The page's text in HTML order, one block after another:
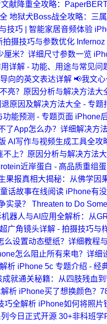
献降重全攻略：
地狱犬Boss战全攻略：三
技巧 | 智能家居音频体验
拍摄技巧与参数优化
厘米？详细尺寸参数一览
详解 - 功能、用途与常见问
向的英文表达详解 📢我文心
亮？原因分析与解决方法大
原因及解决方法大全 - 专题
能预测 - 专题页面 iPhone
了App怎么办？详细解决方
AI写作与视频生成工具全攻
不上？原因分析与解决方法
近岸蛋白 - 高品质重组
果报真相大揭秘：从佛学因
话故事在线阅读 iPhone有
实录？ Threaten to Do
器人与AI应用全解析：从
广角镜头详解 - 拍摄技巧与
么设置动态壁纸？详细教程
怎么阻止所有来电？详细
析 iPhone 5c 专题介绍 - 经
成就通关秘籍：从四肢残血
析 iPhone买了想换颜色？
巧全解析 iPhone如何将照片
今日正式开源 30+非科班学